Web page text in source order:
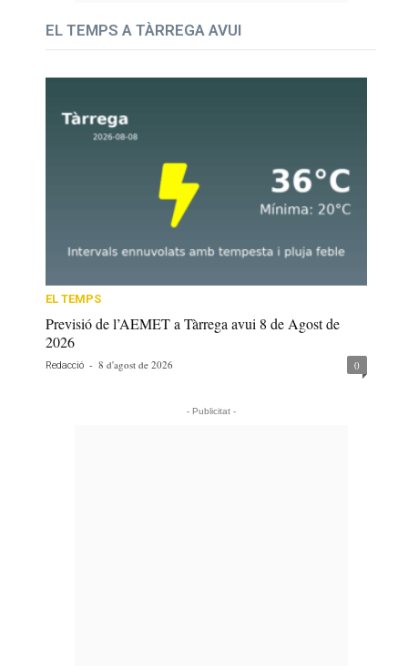
EL TEMPS A TÀRREGA AVUI
EL TEMPS
Previsió de l’AEMET a Tàrrega avui 8 de Agost de
2026
Redacció - 8 d'agost de 2026 0
- Publicitat -